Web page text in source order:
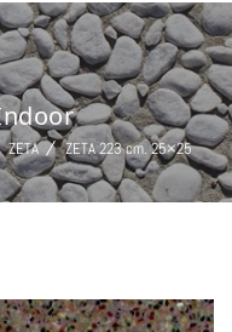
ZETA ZETA 223 cm. 25×25